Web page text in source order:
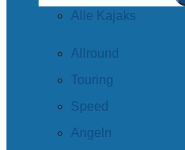
Alle Kajaks
Allround
Touring
Speed
Angeln